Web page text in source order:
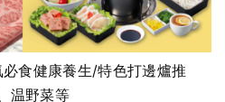
食健康養生/特色打邊爐推
温野菜等